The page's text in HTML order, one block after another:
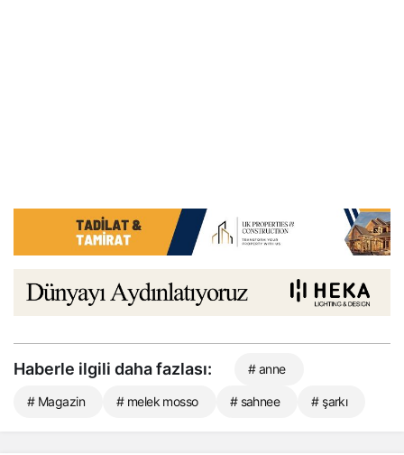
Haberle ilgili daha fazlası: # anne
# Magazin # melek mosso # sahnee # şarkı